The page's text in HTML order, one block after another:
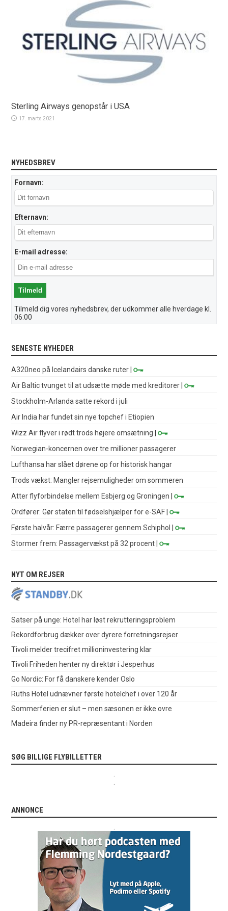
Sterling Airways genopstår i USA
17. marts 2021
NYHEDSBREV
Fornavn:
Efternavn:
E-mail adresse:
Tilmeld dig vores nyhedsbrev, der udkommer alle hverdage kl.
06:00
SENESTE NYHEDER
A320neo på Icelandairs danske ruter |
Air Baltic tvunget til at udsætte møde med kreditorer |
Stockholm-Arlanda satte rekord i juli
Air India har fundet sin nye topchef i Etiopien
Wizz Air flyver i rødt trods højere omsætning |
Norwegian-koncernen over tre millioner passagerer
Lufthansa har slået dørene op for historisk hangar
Trods vækst: Mangler rejsemuligheder om sommeren
Atter flyforbindelse mellem Esbjerg og Groningen |
Ordfører: Gør staten til fødselshjælper for e-SAF |
Første halvår: Færre passagerer gennem Schiphol
|
Stormer frem: Passagervækst på 32 procent |
NYT OM REJSER
Satser på unge: Hotel har løst rekrutteringsproblem
Rekordforbrug dækker over dyrere forretningsrejser
Tivoli melder trecifret millioninvestering klar
Tivoli Friheden henter ny direktør i Jesperhus
Go Nordic: For få danskere kender Oslo
Ruths Hotel udnævner første hotelchef i over 120 år
Sommerferien er slut – men sæsonen er ikke ovre
Madeira finder ny PR-repræsentant i Norden
SØG BILLIGE FLYBILLETTER
ANNONCE